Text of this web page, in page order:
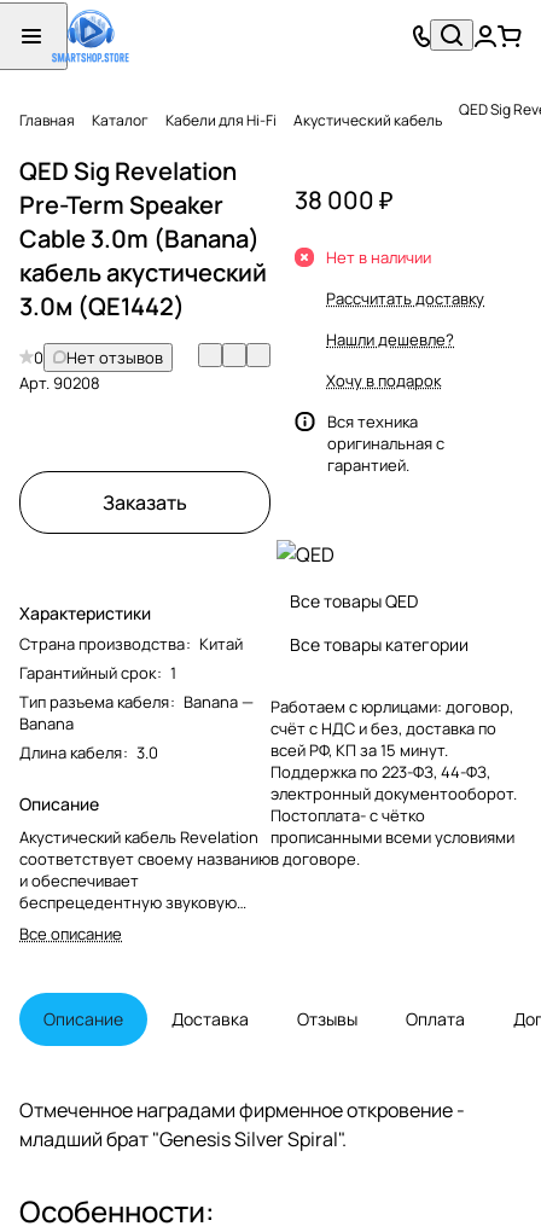
Главная Каталог Кабели для Hi-Fi Акустический кабель QED Sig
QED Sig Revelation
Pre-Term Speaker
Cable 3.0m (Banana)
кабель акустический
3.0м (QE1442)
0
Нет отзывов
Арт.90208
Заказать
Характеристики
Страна производства: Китай
Гарантийный срок: 1
Тип разъема кабеля: Banana —
Banana
Длина кабеля: 3.0
Описание
Акустический кабель Revelation
соответствует своему названию
и обеспечивает
беспрецедентную звуковую
производительность по цене,
доступной для всех любителей
Этот кабель представляет
собой миниатюрную версию
нашего кабеля "Genesis" и
его низкого импеданса.
Все описание
38 000 ₽
Нет в наличии
Рассчитать доставку
Нашли дешевле?
Хочу в подарок
Вся техника
оригинальная с
гарантией.
Все товары QED
Все товары категории
Работаем с юрлицами: договор,
счёт с НДС и без, доставка по
всей РФ, КП за 15 минут.
Поддержка по 223-ФЗ, 44-ФЗ,
электронный документооборот.
Постоплата- с чётко
прописанными всеми условиями
в договоре.
Описание Доставка Отзывы Оплата
Отмеченное наградами фирменное откровение -
младший брат "Genesis Silver Spiral".
Особенности: